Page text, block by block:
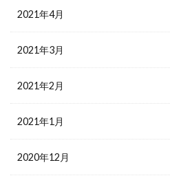
2021年4月
2021年3月
2021年2月
2021年1月
2020年12月